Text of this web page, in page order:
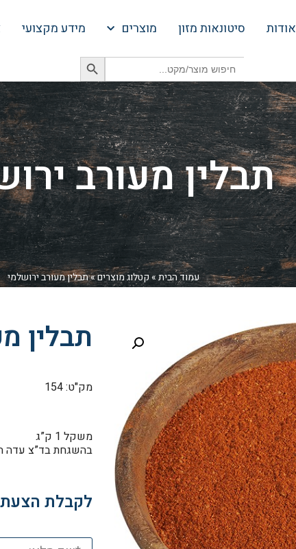
אודות סיטונאות מזון מוצרים מידע מקצועי
Search
for:
Search Button
תבלין מעורב
עמוד הבית»קטלוג מוצרים»תבלין מעורב ירושלמי
תבלין
מק"ט: 154
משקל 1 ק”ג
בהשגחת בד”צ עדה
לקבלת